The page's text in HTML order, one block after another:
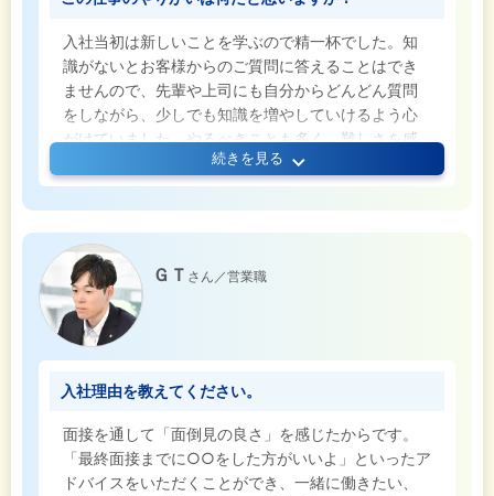
入社当初は新しいことを学ぶので精一杯でした。知
識がないとお客様からのご質問に答えることはでき
ませんので、先輩や上司にも自分からどんどん質問
をしながら、少しでも知識を増やしていけるよう心
がけていました。やるべきことも多く、難しさを感
じることもありましたが、それ以上に、しっかりと
したサポートのもとで新しいことを吸収できる充実
感の方が大きかったですね。
お金の運用に関する提案では、シビアな交渉になる
ケースも時にはあります。お客様にとって大切な資
産に関わるお話なので、責任も大きさも感じていま
す。それだけに、利益を上げるためのプランをお客
様と一緒に考え、最適な商品について提案し、計画
通りに利益を出せたときの達成感は非常に大きいで
すね。お客様から感謝の言葉などをいただくと、さ
らに知識を広げ、多くの方に信頼される存在になり
たいと心から思うことができます。
続きを見る
ＧＴ さん／営業職
入社理由を教えてください。
面接を通して「面倒見の良さ」を感じたからです。
「最終面接までに○○をした方がいいよ」といったア
ドバイスをいただくことができ、一緒に働きたい、